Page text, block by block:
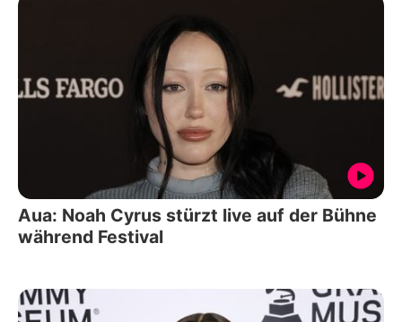
Aua: Noah Cyrus stürzt live auf der Bühne
während Festival